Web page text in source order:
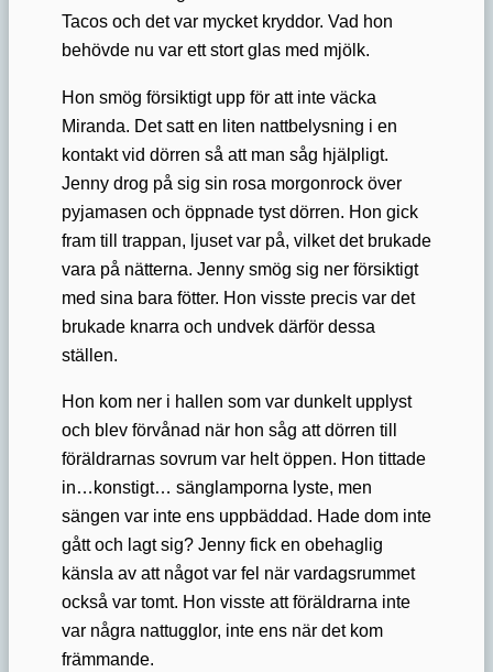
Tacos och det var mycket kryddor. Vad hon
behövde nu var ett stort glas med mjölk.
Hon smög försiktigt upp för att inte väcka
Miranda. Det satt en liten nattbelysning i en
kontakt vid dörren så att man såg hjälpligt.
Jenny drog på sig sin rosa morgonrock över
pyjamasen och öppnade tyst dörren. Hon gick
fram till trappan, ljuset var på, vilket det brukade
vara på nätterna. Jenny smög sig ner försiktigt
med sina bara fötter. Hon visste precis var det
brukade knarra och undvek därför dessa
ställen.
Hon kom ner i hallen som var dunkelt upplyst
och blev förvånad när hon såg att dörren till
föräldrarnas sovrum var helt öppen. Hon tittade
in…konstigt… sänglamporna lyste, men
sängen var inte ens uppbäddad. Hade dom inte
gått och lagt sig? Jenny fick en obehaglig
känsla av att något var fel när vardagsrummet
också var tomt. Hon visste att föräldrarna inte
var några nattugglor, inte ens när det kom
främmande.